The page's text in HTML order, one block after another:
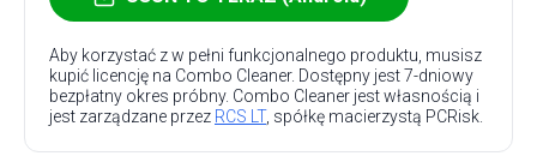
Aby korzystać z w pełni funkcjonalnego produktu, musisz
kupić licencję na Combo Cleaner. Dostępny jest 7-dniowy
bezpłatny okres próbny. Combo Cleaner jest własnością i
jest zarządzane przez RCS LT, spółkę macierzystą PCRisk.